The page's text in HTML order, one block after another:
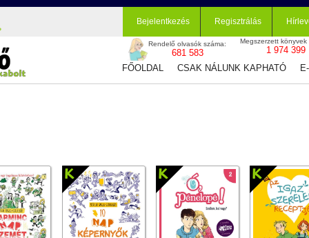
Bejelentkezés Regisztrálás
Rendelő olvasók száma:
681 583
Megszerzett könyvek
1 974 399
FŐOLDAL
CSAK NÁLUNK KAPHATÓ